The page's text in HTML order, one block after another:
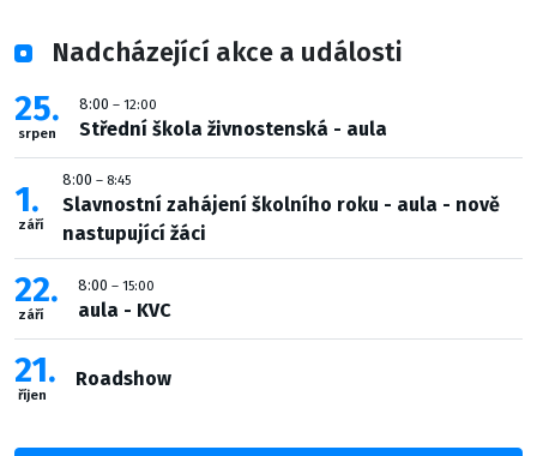
Nadcházející akce a události
25
srpen
8:00 – 12:00
Střední škola živnostenská - aula
1
září
8:00 – 8:45
Slavnostní zahájení školního roku - aula - nově
nastupující žáci
22
září
8:00 – 15:00
aula - KVC
21
říjen
Roadshow